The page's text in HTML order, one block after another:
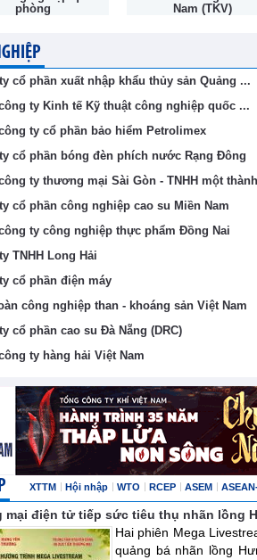
phòng
Nam (TKV)
cổ phần xuất nhập khẩu thủy sản Quảng ...
ty Kinh tế Kỹ thuật công nghiệp quốc ...
ty cổ phần bảo hiểm Petrolimex
cổ phần bóng đèn phích nước Rạng Đông
ty thương mại Sài Gòn - TNHH một
cổ phần công nghiệp cao su Miền Nam
ty công nghiệp thực phẩm Đồng Nai
TNHH Long Hải
cổ phần điện máy
công nghiệp than - khoáng sản Việt Nam
cổ phần cao su Đà Nẵng (DRC)
ty hàng hải Việt Nam
XTTM Hội nhập WTO RCEP ASEM
mại điện tử tiếp sức tiêu thụ nhãn lồng
Hai phiên Mega
quảng bá nhãn lồng